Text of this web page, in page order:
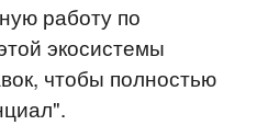
работу по
экосистемы
чтобы полностью